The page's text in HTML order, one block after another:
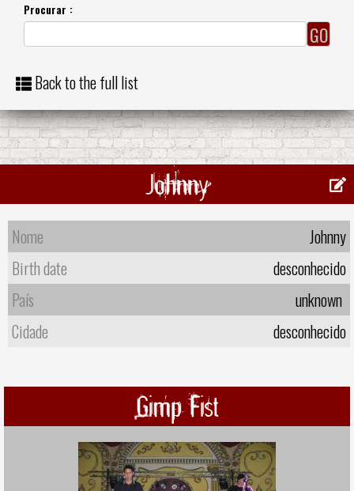
Procurar :
Back to the full list
Johnny
Nome
Johnny
Birth date
desconhecido
País
unknown
Cidade
desconhecido
Gimp Fist